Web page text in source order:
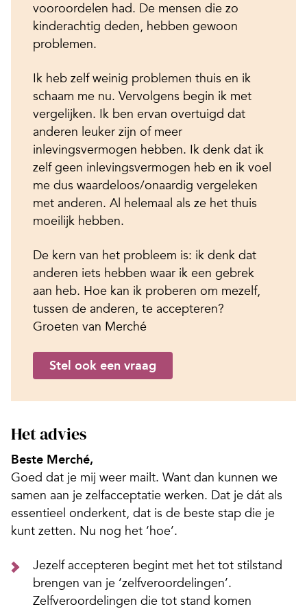
vooroordelen had. De mensen die zo
kinderachtig deden, hebben gewoon
problemen.
Ik heb zelf weinig problemen thuis en ik
schaam me nu. Vervolgens begin ik met
vergelijken. Ik ben ervan overtuigd dat
anderen leuker zijn of meer
inlevingsvermogen hebben. Ik denk dat ik
zelf geen inlevingsvermogen heb en ik voel
me dus waardeloos/onaardig vergeleken
met anderen. Al helemaal als ze het thuis
moeilijk hebben.
De kern van het probleem is: ik denk dat
anderen iets hebben waar ik een gebrek
aan heb. Hoe kan ik proberen om mezelf,
tussen de anderen, te accepteren?
Groeten van Merché
Stel ook een vraag
Het advies
Beste Merché,
Goed dat je mij weer mailt. Want dan kunnen we
samen aan je zelfacceptatie werken. Dat je dát als
essentieel onderkent, dat is de beste stap die je
kunt zetten. Nu nog het ‘hoe’.
Jezelf accepteren begint met het tot stilstand
brengen van je ‘zelfveroordelingen’.
Zelfveroordelingen die tot stand komen